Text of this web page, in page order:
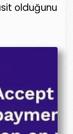
olduğunu